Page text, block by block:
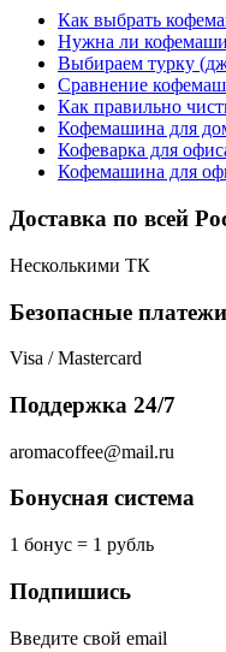
Как выбрать
Нужна ли
Выбираем турку
Сравнение
Как правильно
Кофемашина для
Кофеварка для
Кофемашина для
Доставка по всей
Несколькими ТК
Безопасные платежи
Visa / Mastercard
Поддержка 24/7
aromacoffee@mail.ru
Бонусная система
1 бонус = 1 рубль
Подпишись
Введите свой email